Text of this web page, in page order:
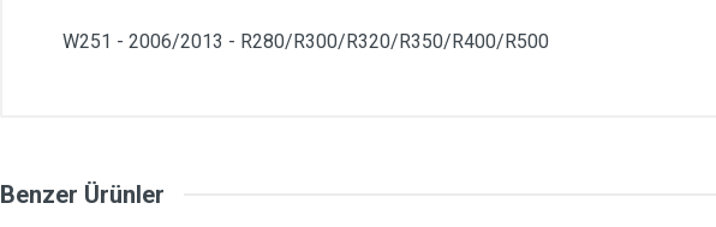
W251 - 2006/2013 - R280/R300/R320/R350/R400/R500
Benzer Ürünler